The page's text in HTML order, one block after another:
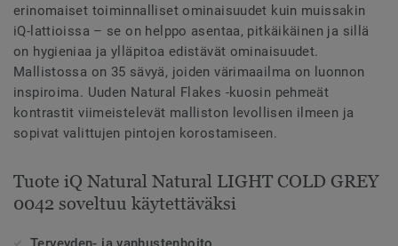
erinomaiset toiminnalliset ominaisuudet kuin muissakin
iQ-lattioissa – se on helppo asentaa, pitkäikäinen ja sillä
on hygieniaa ja ylläpitoa edistävät ominaisuudet.
Mallistossa on 35 sävyä, joiden värimaailma on luonnon
inspiroima. Uuden Natural Flakes -kuosin pehmeät
kontrastit viimeistelevät malliston levollisen ilmeen ja
sopivat valittujen pintojen korostamiseen.
Tuote iQ Natural Natural LIGHT COLD GREY
0042 soveltuu käytettäväksi